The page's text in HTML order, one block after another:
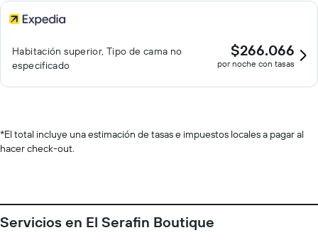
Habitación superior, Tipo de cama no
especificado
$266.066
por noche con tasas
*El total incluye una estimación de tasas e impuestos locales a pagar al
hacer check-out.
Servicios en El Serafin Boutique